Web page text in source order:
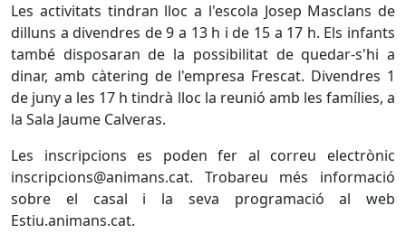
Les activitats tindran lloc a l'escola Josep Masclans de
dilluns a divendres de 9 a 13 h i de 15 a 17 h. Els infants
també disposaran de la possibilitat de quedar-s'hi a
dinar, amb càtering de l'empresa Frescat. Divendres 1
de juny a les 17 h tindrà lloc la reunió amb les famílies, a
la Sala Jaume Calveras.
Les inscripcions es poden fer al correu electrònic
inscripcions@animans.cat. Trobareu més informació
sobre el casal i la seva programació al web
Estiu.animans.cat.